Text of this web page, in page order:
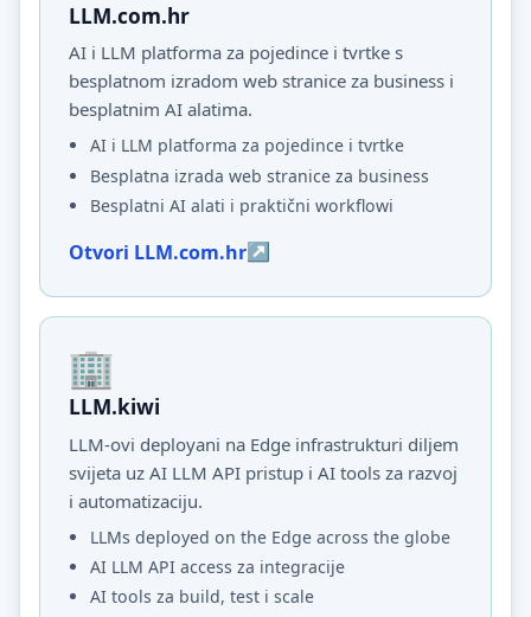
LLM.com.hr
AI i LLM platforma za pojedince i tvrtke s
besplatnom izradom web stranice za business i
besplatnim AI alatima.
AI i LLM platforma za pojedince i tvrtke
Besplatna izrada web stranice za business
Besplatni AI alati i praktični workflowi
Otvori LLM.com.hr
LLM.kiwi
LLM-ovi deployani na Edge infrastrukturi diljem
svijeta uz AI LLM API pristup i AI tools za razvoj
i automatizaciju.
LLMs deployed on the Edge across the globe
AI LLM API access za integracije
AI tools za build, test i scale